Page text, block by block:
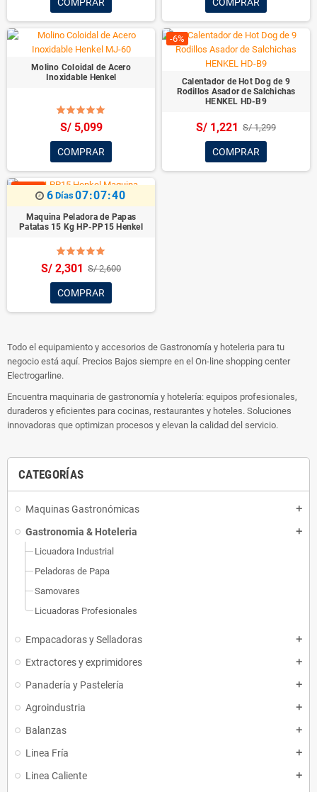
CATEGORÍAS
Maquinas Gastronómicas add
Gastronomia & Hoteleria add
Licuadora Industrial
Peladoras de Papa
Samovares
Licuadoras Profesionales
Empacadoras y Selladoras add
Extractores y exprimidores add
Panadería y Pastelería add
Agroindustria add
Balanzas add
Linea Fría add
Linea Caliente add
Molino Coloidal de Acero
Inoxidable Henkel
S/ 5,099
COMPRAR
-6%
Calentador de Hot Dog de 9
Rodillos Asador de Salchichas
HENKEL HD-B9
S/ 1,221 S/ 1,299
COMPRAR
-11.5%
6 Días07:07:39
Maquina Peladora de Papas
Patatas 15 Kg HP-PP15 Henkel
S/ 2,301 S/ 2,600
COMPRAR
Todo el equipamiento y accesorios de Gastronomía y hoteleria para tu
negocio está aquí. Precios Bajos siempre en el On-line shopping center
Electrogarline.
Encuentra maquinaria de gastronomía y hotelería: equipos profesionales,
duraderos y eficientes para cocinas, restaurantes y hoteles. Soluciones
innovadoras que optimizan procesos y elevan la calidad del servicio.